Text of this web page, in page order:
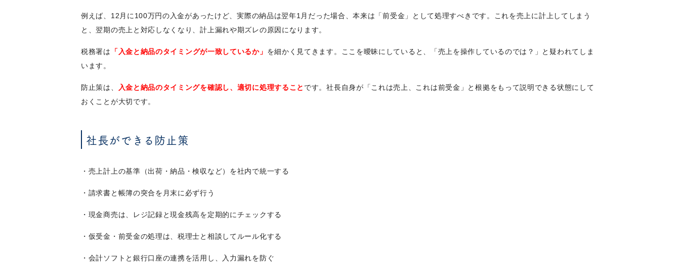
例えば、12月に100万円の入金があったけど、実際の納品は翌年1月だった場合、本来は「前受金」として処理すべきです。これを売上に計上してしまう
と、翌期の売上と対応しなくなり、計上漏れや期ズレの原因になります。
税務署は 「入金と納品のタイミングが一致しているか」 を細かく見てきます。ここを曖昧にしていると、「売上を操作しているのでは？」と疑われてしま
います。
防止策は、 入金と納品のタイミングを確認し、適切に処理すること です。社長自身が「これは売上、これは前受金」と根拠をもって説明できる状態にして
おくことが大切です。
社長ができる防止策
・売上計上の基準（出荷・納品・検収など）を社内で統一する
・請求書と帳簿の突合を月末に必ず行う
・現金商売は、レジ記録と現金残高を定期的にチェックする
・仮受金・前受金の処理は、税理士と相談してルール化する
・会計ソフトと銀行口座の連携を活用し、入力漏れを防ぐ